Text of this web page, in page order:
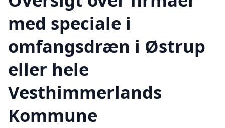
med speciale i
omfangsdræn i Østrup
eller hele
Vesthimmerlands
Kommune